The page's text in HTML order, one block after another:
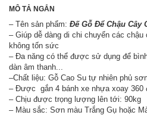
MÔ TẢ NGẮN
– Tên sản phẩm: Đế Gỗ Để Chậu Cây
– Giúp dễ dàng di chi chuyển các
không tốn sức
– Đa năng có thể được sử dụng để
dàn âm thanh...
–Chất liệu: Gỗ Cao Su tự nhiên phủ
– Được gắn 4 bánh xe nhựa xoay 360
– Chịu được trọng lượng lên tới: 90kg
– Màu sắc: Sơn màu Trắng Gụ hoặc